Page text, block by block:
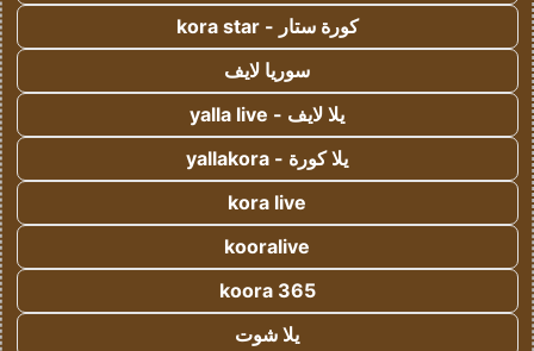
كورة ستار - kora star
سوريا لايف
يلا لايف - yalla live
يلا كورة - yallakora
kora live
kooralive
koora 365
يلا شوت